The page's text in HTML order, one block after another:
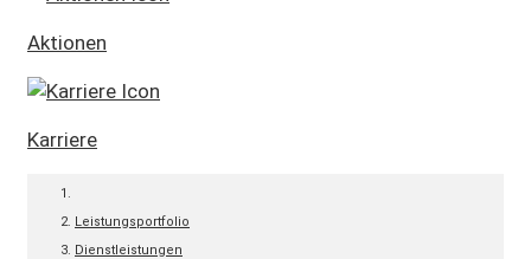
Aktionen
Karriere
Leistungsportfolio
Dienstleistungen